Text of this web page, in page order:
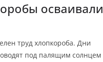
осваивали
труд хлопкороба. Дни
под палящим солнцем